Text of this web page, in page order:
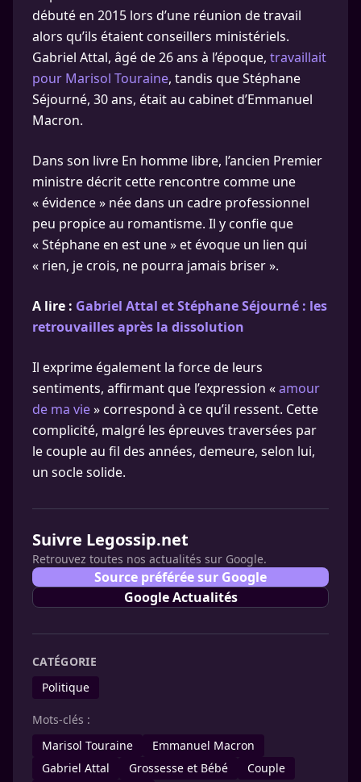
débuté en 2015 lors d’une réunion de travail
alors qu’ils étaient conseillers ministériels.
Gabriel Attal, âgé de 26 ans à l’époque, travaillait
pour Marisol Touraine, tandis que Stéphane
Séjourné, 30 ans, était au cabinet d’Emmanuel
Macron.
Dans son livre En homme libre, l’ancien Premier
ministre décrit cette rencontre comme une
« évidence » née dans un cadre professionnel
peu propice au romantisme. Il y confie que
« Stéphane en est une » et évoque un lien qui
« rien, je crois, ne pourra jamais briser ».
A lire : Gabriel Attal et Stéphane Séjourné : les
retrouvailles après la dissolution
Il exprime également la force de leurs
sentiments, affirmant que l’expression «amour
de ma vie» correspond à ce qu’il ressent. Cette
complicité, malgré les épreuves traversées par
le couple au fil des années, demeure, selon lui,
un socle solide.
Suivre Legossip.net
Retrouvez toutes nos actualités sur Google.
Source préférée sur Google
Google Actualités
CATÉGORIE
Politique
Mots-clés :
Marisol Touraine
Emmanuel Macron
Gabriel Attal
Grossesse et Bébé
Couple